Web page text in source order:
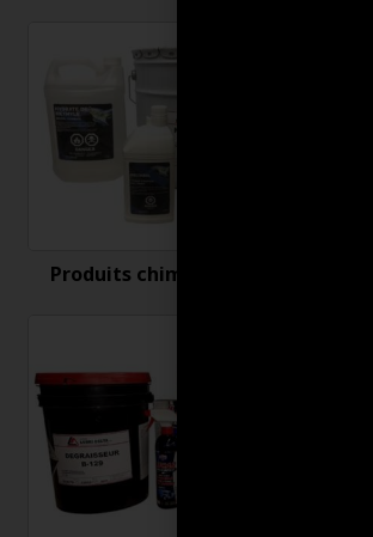
Produits chimiques